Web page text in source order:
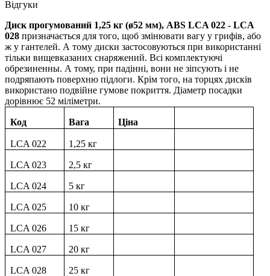
Відгуки
Диск прогумований 1,25 кг (ø52 мм), ABS LСA 022 - LСA
028 призначається для того, щоб змінювати вагу у грифів, або
ж у гантелей. А тому диски застосовуються при використанні
тільки вищевказаних снаряжений. Всі комплектуючі
обрезиненны. А тому, при падінні, вони не зіпсують і не
подряпають поверхню підлоги. Крім того, на торцях дисків
використано подвійне гумове покриття. Діаметр посадки
дорівнює 52 міліметри.
Код Вага Ціна
LСA 022 1,25 кг
LСA 023 2,5 кг
LСA 024 5 кг
LСA 025 10 кг
LСA 026 15 кг
LСA 027 20 кг
LСA 028 25 кг